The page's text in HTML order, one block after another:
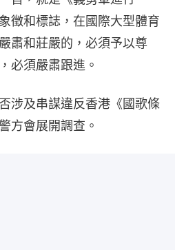
徵和標誌，在國際大型體育
肅和莊嚴的，必須予以尊
必須嚴肅跟進。
涉及串謀違反香港《國歌條
方會展開調查。